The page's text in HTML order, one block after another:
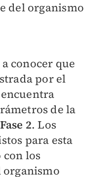
del organismo
conocer que
por el
de la
2. Los
para esta
con los
organismo